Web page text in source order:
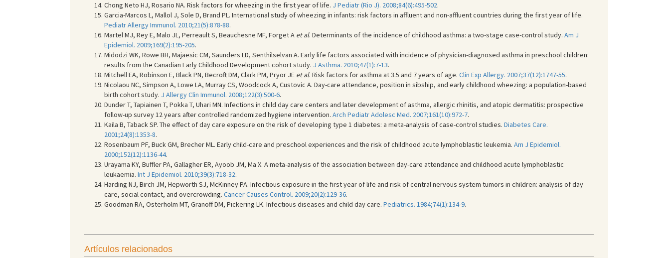
Chong Neto HJ, Rosario NA. Risk factors for wheezing in the first year of life. J Pediatr (Rio J). 2008;84(6):495-502.
Garcia-Marcos L, Mallol J, Sole D, Brand PL. International study of wheezing in infants: risk factors in affluent and non-affluent countries during the first year of life.
Pediatr Allergy Immunol. 2010;21(5):878-88.
Martel MJ, Rey E, Malo JL, Perreault S, Beauchesne MF, Forget A et al. Determinants of the incidence of childhood asthma: a two-stage case-control study. Am J
Epidemiol. 2009;169(2):195-205.
Midodzi WK, Rowe BH, Majaesic CM, Saunders LD, Senthilselvan A. Early life factors associated with incidence of physician-diagnosed asthma in preschool children:
results from the Canadian Early Childhood Development cohort study. J Asthma. 2010;47(1):7-13.
Mitchell EA, Robinson E, Black PN, Becroft DM, Clark PM, Pryor JE et al. Risk factors for asthma at 3.5 and 7 years of age. Clin Exp Allergy. 2007;37(12):1747-55.
Nicolaou NC, Simpson A, Lowe LA, Murray CS, Woodcock A, Custovic A. Day-care attendance, position in sibship, and early childhood wheezing: a population-based
birth cohort study. J Allergy Clin Immunol. 2008;122(3):500-6.
Dunder T, Tapiainen T, Pokka T, Uhari MN. Infections in child day care centers and later development of asthma, allergic rhinitis, and atopic dermatitis: prospective
follow-up survey 12 years after controlled randomized hygiene intervention. Arch Pediatr Adolesc Med. 2007;161(10):972-7.
Kaila B, Taback SP. The effect of day care exposure on the risk of developing type 1 diabetes: a meta-analysis of case-control studies. Diabetes Care.
2001;24(8):1353-8.
Rosenbaum PF, Buck GM, Brecher ML. Early child-care and preschool experiences and the risk of childhood acute lymphoblastic leukemia. Am J Epidemiol.
2000;152(12):1136-44.
Urayama KY, Buffler PA, Gallagher ER, Ayoob JM, Ma X. A meta-analysis of the association between day-care attendance and childhood acute lymphoblastic
leukaemia. Int J Epidemiol. 2010;39(3):718-32.
Harding NJ, Birch JM, Hepworth SJ, McKinney PA. Infectious exposure in the first year of life and risk of central nervous system tumors in children: analysis of day
care, social contact, and overcrowding. Cancer Causes Control. 2009;20(2):129-36.
Goodman RA, Osterholm MT, Granoff DM, Pickering LK. Infectious diseases and child day care. Pediatrics. 1984;74(1):134-9.
Artículos relacionados